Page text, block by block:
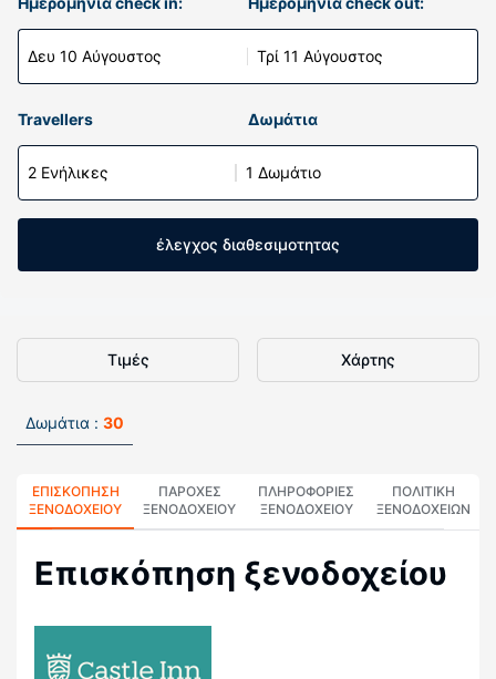
Δευ 10 Αύγουστος Τρί 11 Αύγουστος
Travellers Δωμάτια
2 Ενήλικες 1 Δωμάτιο
έλεγχος διαθεσιμοτητας
Τιμές Χάρτης
Δωμάτια : 30
ΕΠΙΣΚΌΠΗΣΗ
ΞΕΝΟΔΟΧΕΊΟΥ
ΠΑΡΟΧΕΣ
ΞΕΝΟΔΟΧΕΙΟΥ
ΠΛΗΡΟΦΟΡΊΕΣ
ΞΕΝΟΔΟΧΕΊΟΥ
ΠΟΛΙΤΙΚΗ
ΞΕΝΟΔΟΧΕΊΩΝ
Επισκόπηση ξενοδοχείου